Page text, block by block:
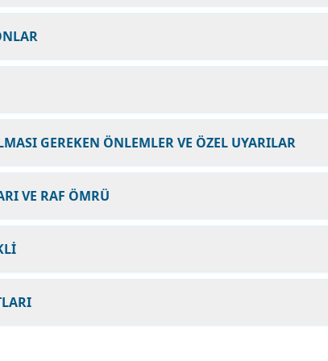
GEREKEN ÖNLEMLER VE ÖZEL UYARILAR
VE RAF ÖMRÜ